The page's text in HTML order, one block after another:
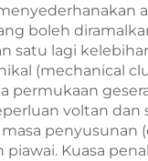
boleh
satu lagi
(mechanical
permukaan
voltan dan
penyusunan
Kuasa